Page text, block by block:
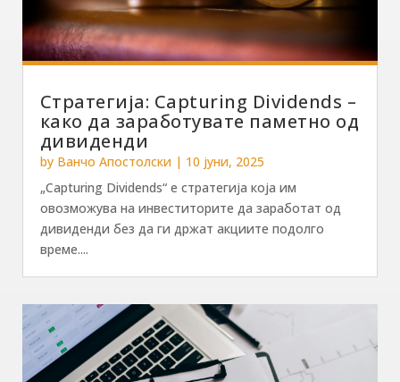
Стратегија: Capturing Dividends –
како да заработувате паметно од
дивиденди
by Ванчо Апостолски| 10 јуни, 2025
„Capturing Dividends“ е стратегија која им
овозможува на инвеститорите да заработат од
дивиденди без да ги држат акциите подолго
време....